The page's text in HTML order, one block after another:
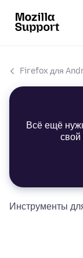
Firefox для
Всё ещё
Инструменты